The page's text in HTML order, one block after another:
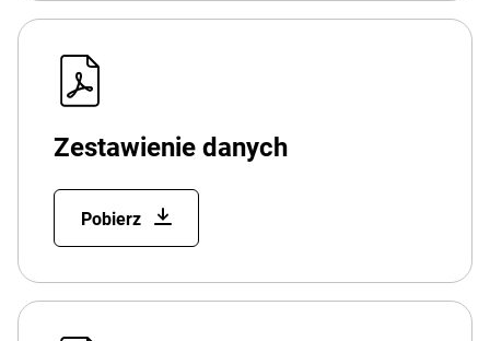
Zestawienie danych
Pobierz